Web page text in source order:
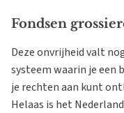
Fondsen
Deze onvrijheid valt
systeem waarin je een
je rechten aan kunt
Helaas is het